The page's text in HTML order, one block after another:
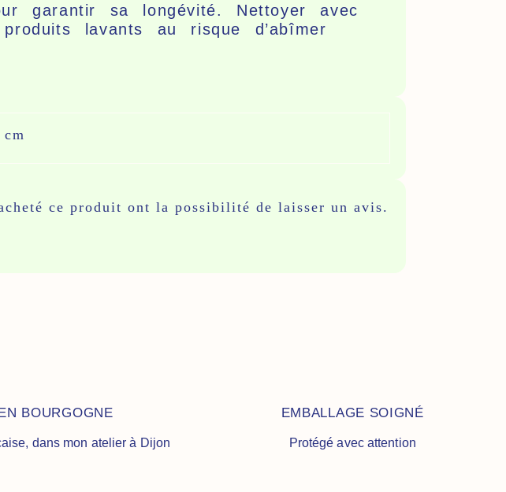
garantir sa longévité. Nettoyer avec
lavants au risque d’abîmer
ce produit ont la possibilité de laisser un avis.
BOURGOGNE
dans mon atelier à Dijon
EMBALLAGE SOIGNÉ
Protégé avec attention